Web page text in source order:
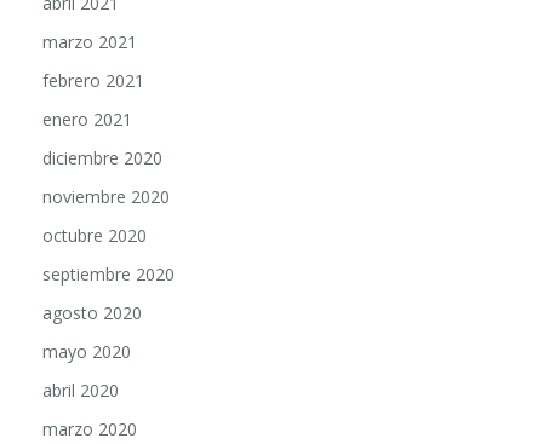
marzo 2021
febrero 2021
enero 2021
diciembre 2020
noviembre 2020
octubre 2020
septiembre 2020
agosto 2020
mayo 2020
abril 2020
marzo 2020